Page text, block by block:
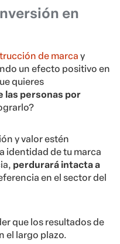
en
de marca y
un efecto positivo en
quieres
las personas por
y valor estén
identidad de tu marca
perdurará intacta a
en el sector del
que los resultados de
el largo plazo.